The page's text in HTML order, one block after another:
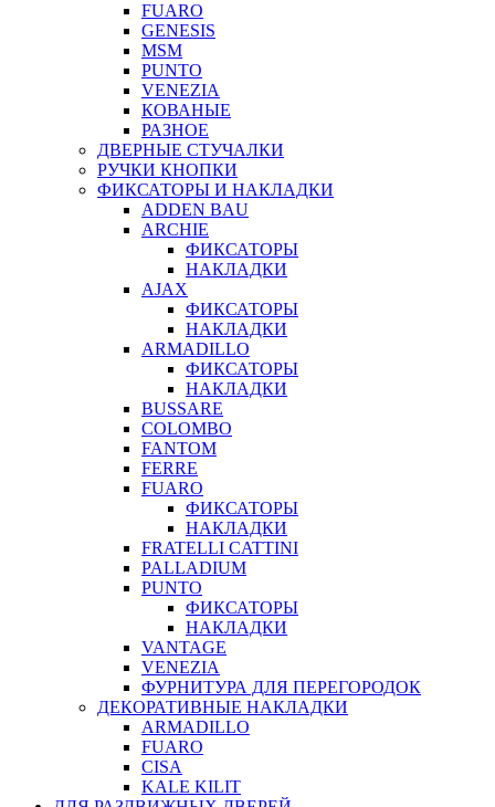
FUARO
GENESIS
MSM
PUNTO
VENEZIA
КОВАНЫЕ
РАЗНОЕ
ДВЕРНЫЕ СТУЧАЛКИ
РУЧКИ КНОПКИ
ФИКСАТОРЫ И НАКЛАДКИ
ADDEN BAU
ARCHIE
ФИКСАТОРЫ
НАКЛАДКИ
AJAX
ФИКСАТОРЫ
НАКЛАДКИ
ARMADILLO
ФИКСАТОРЫ
НАКЛАДКИ
BUSSARE
COLOMBO
FANTOM
FERRE
FUARO
ФИКСАТОРЫ
НАКЛАДКИ
FRATELLI CATTINI
PALLADIUM
PUNTO
ФИКСАТОРЫ
НАКЛАДКИ
VANTAGE
VENEZIA
ФУРНИТУРА ДЛЯ ПЕРЕГОРОДОК
ДЕКОРАТИВНЫЕ НАКЛАДКИ
ARMADILLO
FUARO
CISA
KALE KILIT